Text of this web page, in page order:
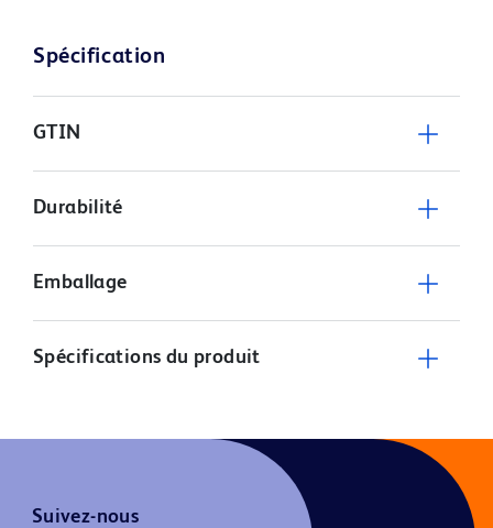
Spécification
GTIN
Durabilité
Emballage
Spécifications du produit
Suivez-nous